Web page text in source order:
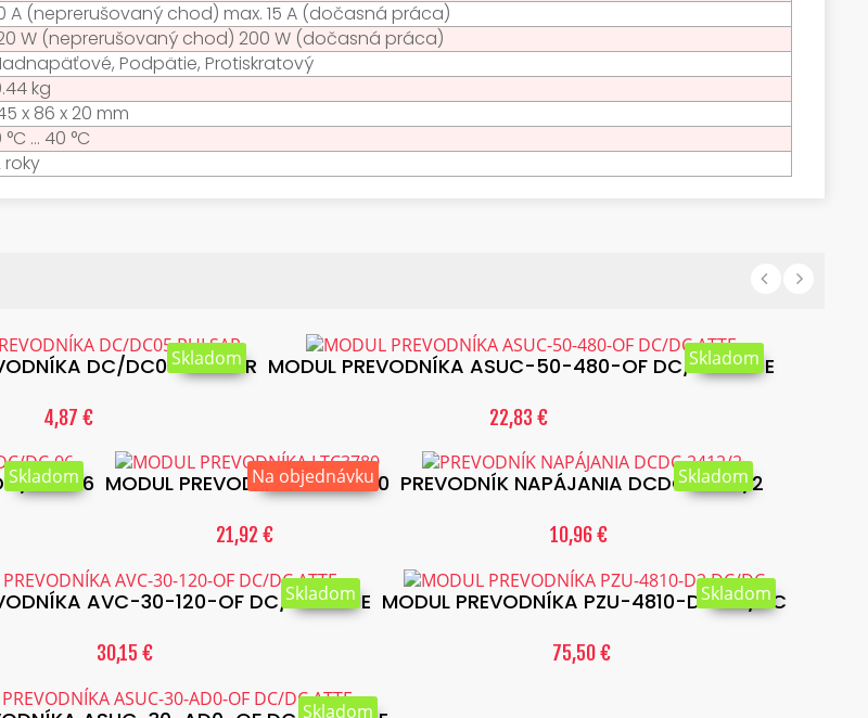
A (neprerušovaný chod) max. 15 A (dočasná práca)
W (neprerušovaný chod) 200 W (dočasná práca)
Podpätie, Protiskratový
kg
x 86 x 20 mm
°C ... 40 °C
roky
DC/DC05 PULSAR
4,87 €
Skladom MODUL PREVODNÍKA ASUC-50-480-OF DC/DC ATTE
22,83 €
Skladom
DC-06
Skladom MODUL PREVODNÍKA LTC3780
21,92 €
Na objednávku PREVODNÍK NAPÁJANIA DCDC-2412/2
10,96 €
Skladom
AVC-30-120-OF DC/DC ATTE
30,15 €
Skladom MODUL PREVODNÍKA PZU-4810-D2 DC/DC
75,50 €
Skladom
Skladom